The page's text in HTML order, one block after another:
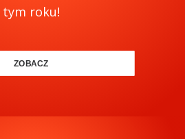
tym roku!
ZOBACZ